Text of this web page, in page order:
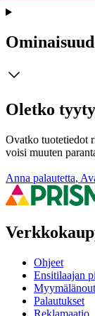
Oletko
Ovatko tuotetiedot
voisi muuten
Anna palautetta,
Ohjeet
Ensitilaajan
Palautukset
Reklamaatio